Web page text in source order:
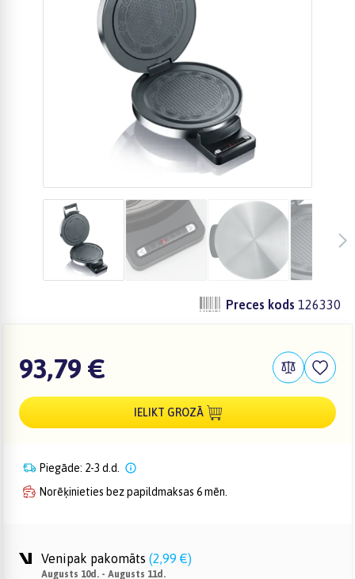
Preces kods 126330
93,79 €
IELIKT GROZĀ
Piegāde: 2-3 d.d.
Norēķinieties bez papildmaksas 6 mēn.
Venipak pakomāts (2,99 €)
Augusts 10d. - Augusts 11d.